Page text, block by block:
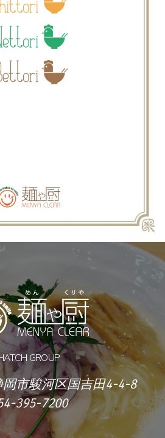
GROUP
岡市駿河区国吉田4-4-8
395-7200